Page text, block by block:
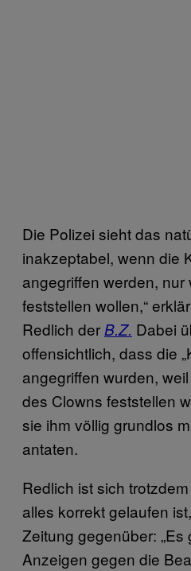
Die Polizei sieht das
inakzeptabel, wenn die
angegriffen werden,
feststellen wollen,“
Redlich der B.Z. Dabei
offensichtlich, dass die
angegriffen wurden,
des Clowns feststellen
sie ihm völlig grundlos
antaten.
Redlich ist sich
alles korrekt gelaufen
Zeitung gegenüber: „Es
Anzeigen gegen die